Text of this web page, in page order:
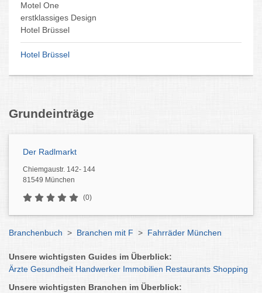
Motel One
erstklassiges Design
Hotel Brüssel
Hotel Brüssel
Grundeinträge
Der Radlmarkt
Chiemgaustr. 142- 144
81549 München
(0)
Branchenbuch > Branchen mit F > Fahrräder München
Unsere wichtigsten Guides im Überblick:
Ärzte Gesundheit Handwerker Immobilien Restaurants Shopping
Unsere wichtigsten Branchen im Überblick: